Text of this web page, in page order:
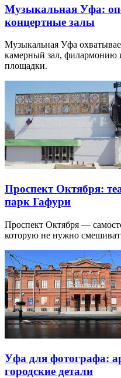
Музыкальная Уфа:
концертные залы
Музыкальная Уфа
камерный зал, филармонию
площадки.
Проспект Октября:
парк Гафури
Проспект Октября —
которую не нужно
Уфа для фотографа:
городские детали